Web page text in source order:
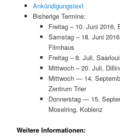
Ankündi­gung­s­text
Bish­erige Termine:
Fre­itag – 10. Juni 2016,
Sam­stag – 18. Juni
Filmhaus
Fre­itag – 8. Juli,
Mittwoch – 20. Juli,
Mittwoch — 14.
Zen­trum Trier
Don­ner­stag — 15.
Mosel­ring, Koblenz
Weitere Informationen: